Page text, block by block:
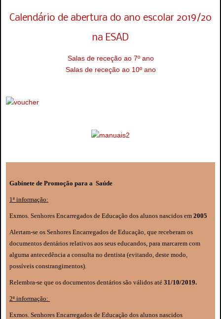
Calendário de abertura do ano escolar 2019/20
na ESAD
Salas de receção ao 7º ano
Salas de receção ao 10º ano
Gabinete de Promoção para a Saúde
1ª informação:
Exmos. Senhores Encarregados de Educação dos alunos nascidos em 2005
Alertam-se os Senhores Encarregados de Educação, que receberam os
documentos dentários relativos aos seus educandos, para marcarem com
alguma antecedência a consulta no dentista (evitando, deste modo,
possíveis constrangimentos).
Relembra-se que os documentos dentários são válidos até 31/10/2019.
2ª informação:
Exmos. Senhores Encarregados de Educação dos alunos nascidos